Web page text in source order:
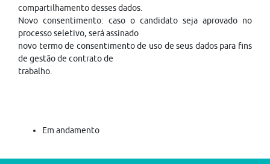
compartilhamento desses dados.
Novo consentimento: caso o candidato seja aprovado no
processo seletivo, será assinado
novo termo de consentimento de uso de seus dados para fins
de gestão de contrato de
trabalho.
Em andamento